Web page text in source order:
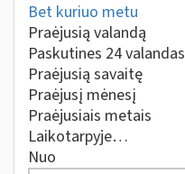
Bet kuriuo metu
Praėjusią valandą
Paskutines 24 valandas
Praėjusią savaitę
Praėjusį mėnesį
Praėjusiais metais
Laikotarpyje…
Nuo